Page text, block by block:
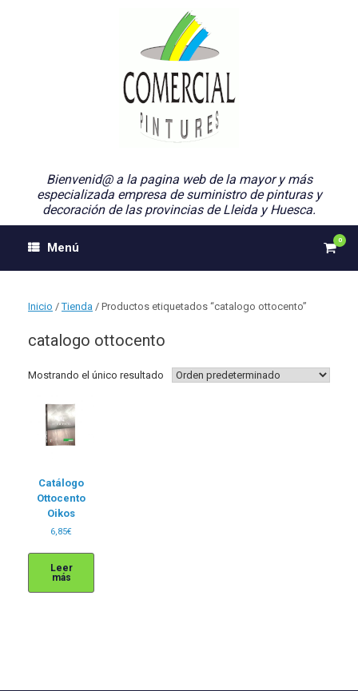
Bienvenid@ a la pagina web de la mayor y más
especializada empresa de suministro de pinturas y
decoración de las provincias de Lleida y Huesca.
Menú
Ver
0
Inicio /Tienda / Productos etiquetados “catalogo ottocento”
catalogo ottocento
Mostrando el único resultado
Catálogo
Ottocento
Oikos
6,85€
Leer
más